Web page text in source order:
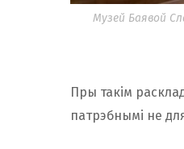
Музей Баявой
Пры такім
патрэбнымі не